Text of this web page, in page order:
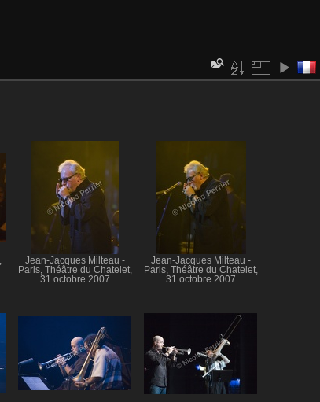
Jean-Jacques Milteau -
Paris, Théâtre du Chatelet,
31 octobre 2007
Jean-Jacques Milteau -
Paris, Théâtre du Chatelet,
31 octobre 2007